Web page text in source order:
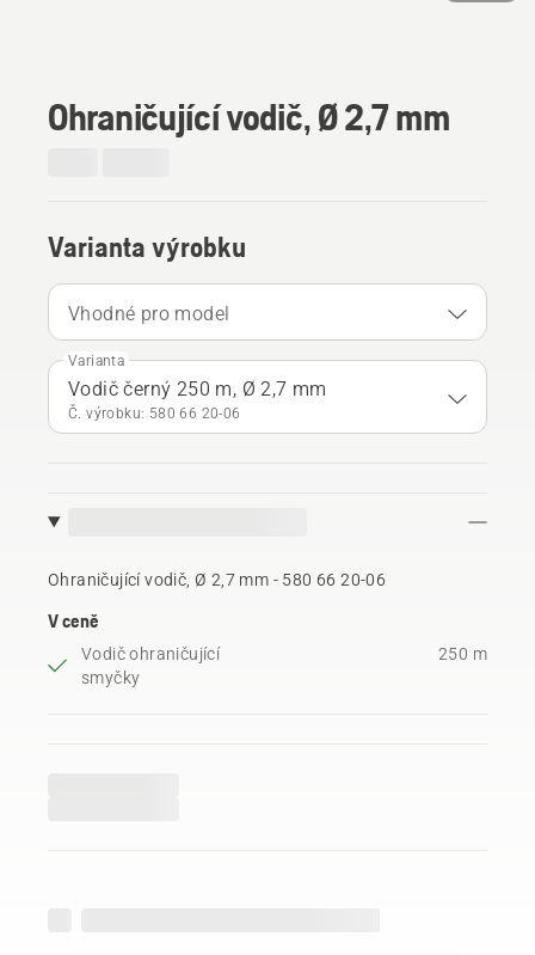
Ohraničující vodič, Ø 2,7 mm
Varianta výrobku
Vhodné pro model
Varianta
Vodič černý 250 m, Ø 2,7 mm
Č. výrobku: 580 66 20‑06
Ohraničující vodič, Ø 2,7 mm - 580 66 20‑06
V ceně
Vodič ohraničující
smyčky
250 m